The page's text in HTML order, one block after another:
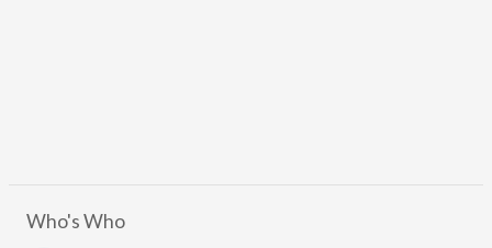
Who's Who